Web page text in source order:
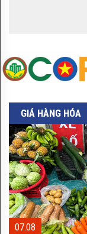
GIÁ HÀNG HÓA
07.08